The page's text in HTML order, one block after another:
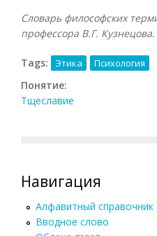
Словарь философских
профессора В.Г.
Tags: Этика Психология
Понятие:
Тщеславие
Навигация
Алфавитный справочник
Вводное слово